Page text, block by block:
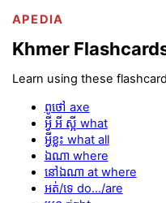
APEDIA
Khmer
Learn using these
ពូថៅ axe
អ្វី អី ស្អី what
អ្វីខ្លះ what all
ឯណា where
នៅឯណា at where
អត់/ទេ do…/are